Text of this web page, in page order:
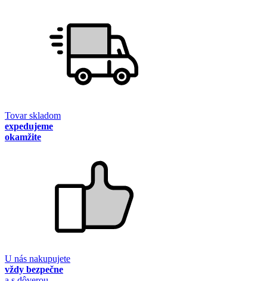
Tovar skladom
expedujeme
okamžite
U nás nakupujete
vždy bezpečne